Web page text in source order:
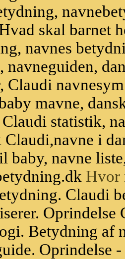
skal barnet
navnes
navneguiden,
Claudi
mavne,
statistik,
Claudi,navne i
baby, navne
Hvor
Claudi
Oprindelse
Betydning af
Oprindelse